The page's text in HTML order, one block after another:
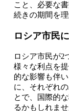
こと、必要な
続きの期間を
ロシア市民
ロシア市民が2
様々な利点を
的な影響も伴
に、それぞれ
とで、国際的
るかもしれま